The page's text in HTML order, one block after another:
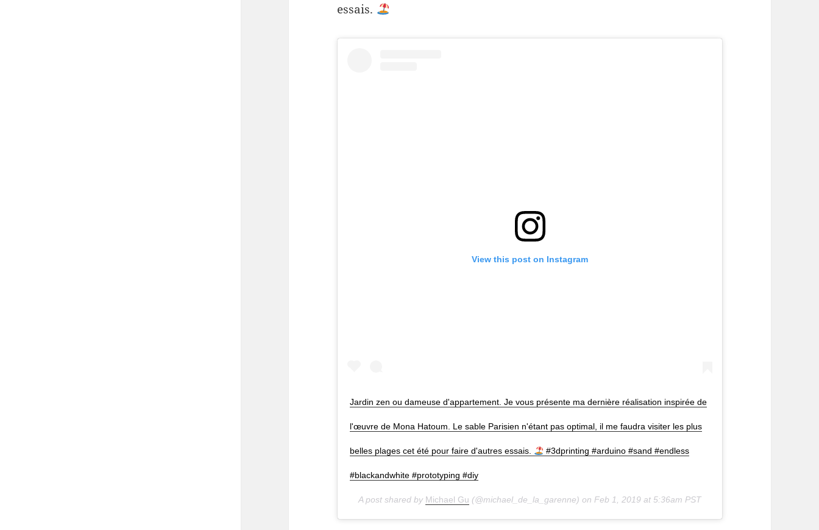
essais.
View this post on Instagram
Jardin zen ou dameuse d'appartement. Je vous présente ma dernière réalisation inspirée de
l'œuvre de Mona Hatoum. Le sable Parisien n'étant pas optimal, il me faudra visiter les plus
belles plages cet été pour faire d'autres essais. #3dprinting #arduino #sand #endless
#blackandwhite #prototyping #diy
A post shared by Michael Gu (@michael_de_la_garenne) onFeb 1, 2019 at 5:36am PST